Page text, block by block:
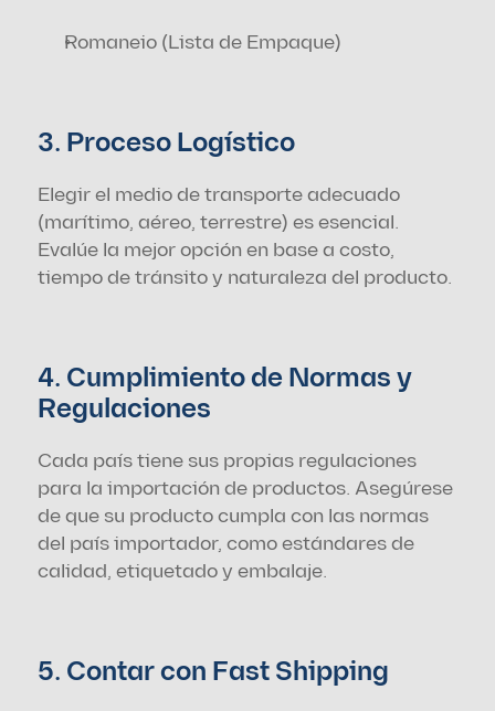
Romaneio (Lista de Empaque)
3. Proceso Logístico
Elegir el medio de transporte adecuado
(marítimo, aéreo, terrestre) es esencial.
Evalúe la mejor opción en base a costo,
tiempo de tránsito y naturaleza del producto.
4. Cumplimiento de Normas y
Regulaciones
Cada país tiene sus propias regulaciones
para la importación de productos. Asegúrese
de que su producto cumpla con las normas
del país importador, como estándares de
calidad, etiquetado y embalaje.
5. Contar con Fast Shipping